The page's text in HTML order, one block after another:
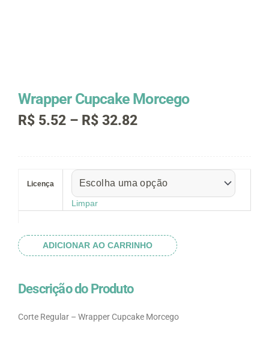
Wrapper Cupcake Morcego
R$ 5.52 – R$ 32.82Faixa
através
R$ 32.82
Licença
Limpar
Morcego
ADICIONAR AO CARRINHO
Descrição do Produto
Corte Regular – Wrapper Cupcake Morcego